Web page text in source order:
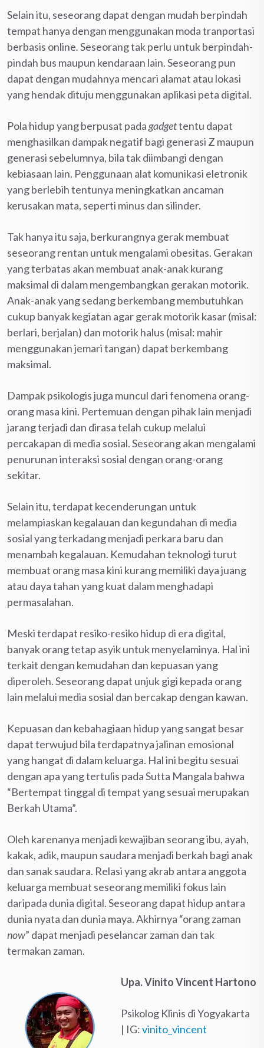
Selain itu, seseorang dapat dengan mudah berpindah
tempat hanya dengan menggunakan moda tranportasi
berbasis online.Seseorang tak perlu untuk berpindah-
pindah bus maupun kendaraan lain. Seseorang pun
dapat dengan mudahnya mencari alamat atau lokasi
yang hendak dituju menggunakan aplikasi peta digital.
Pola hidup yang berpusat padagadgettentu dapat
menghasilkan dampak negatif bagi generasi Z maupun
generasi sebelumnya, bila tak diimbangi dengan
kebiasaan lain. Penggunaan alat komunikasi eletronik
yang berlebih tentunya meningkatkan ancaman
kerusakan mata, seperti minus dan silinder.
Tak hanya itu saja, berkurangnya gerak membuat
seseorang rentan untuk mengalami obesitas. Gerakan
yang terbatas akan membuat anak-anak kurang
maksimal di dalam mengembangkan gerakan motorik.
Anak-anak yang sedang berkembang membutuhkan
cukup banyak kegiatan agar gerak motorik kasar (misal:
berlari, berjalan) dan motorik halus (misal: mahir
menggunakan jemari tangan) dapat berkembang
maksimal.
Dampak psikologis juga muncul dari fenomena orang-
orang masa kini. Pertemuan dengan pihak lain menjadi
jarang terjadi dan dirasa telah cukup melalui
percakapan di media sosial. Seseorang akan mengalami
penurunan interaksi sosial dengan orang-orang
sekitar.
Selain itu, terdapat kecenderungan untuk
melampiaskan kegalauan dan kegundahan di media
sosial yang terkadang menjadi perkara baru dan
menambah kegalauan. Kemudahan teknologi turut
membuat orang masa kini kurang memiliki daya juang
atau daya tahan yang kuat dalam menghadapi
permasalahan.
Meski terdapat resiko-resiko hidup di era digital,
banyak orang tetap asyik untuk menyelaminya. Hal ini
terkait dengan kemudahan dan kepuasan yang
diperoleh. Seseorang dapat unjuk gigi kepada orang
lain melalui media sosial dan bercakap dengan kawan.
Kepuasan dan kebahagiaan hidup yang sangat besar
dapat terwujud bila terdapatnya jalinan emosional
yang hangat di dalam keluarga. Hal ini begitu sesuai
dengan apa yang tertulis pada Sutta Mangala bahwa
“Bertempat tinggal di tempat yang sesuai merupakan
Berkah Utama”.
Oleh karenanya menjadi kewajiban seorang ibu, ayah,
kakak, adik, maupun saudara menjadi berkah bagi anak
dan sanak saudara. Relasi yang akrab antara anggota
keluarga membuat seseorang memiliki fokus lain
daripada dunia digital. Seseorang dapat hidup antara
dunia nyata dan dunia maya. Akhirnya “orang zaman
now” dapat menjadi peselancar zaman dan tak
termakan zaman.
Upa. Vinito Vincent Hartono
Psikolog Klinis di Yogyakarta
| IG:vinito_vincent